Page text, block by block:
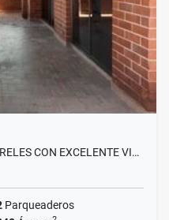
CON EXCELENTE VI…
Parqueaderos